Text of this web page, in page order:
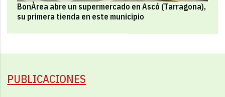
BonÀrea abre un supermercado en Ascó (Tarragona),
su primera tienda en este municipio
PUBLICACIONES